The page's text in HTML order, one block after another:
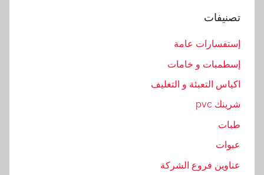
ي
ن
ه
,
ص
,
ع
تصنيفات
إستفسارات عامة
إسطمبات و خامات
اكياس التعبئة و التغليف
شرينك pvc
طبات
عبوات
عناوين فروع الشركة